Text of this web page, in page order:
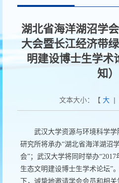
湖北省海洋湖沼学
大会暨长江经济带
明建设博士生学术
知）
文本大小：【 大|
武汉大学资源与环境科学
研究所将承办“湖北省海洋湖沼
会”；武汉大学将同时举办“2017
生态文明建设博士生学术论坛”
下，诚挚地邀请学会会员和相